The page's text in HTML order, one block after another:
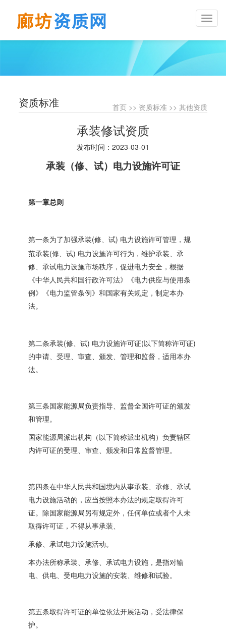
资质标准 首页>> 资质标准>> 其他资质
承装修试资质
发布时间：2023-03-01
承装（修、试）电力设施许可证
第一章总则
第一条为了加强承装(修、试) 电力设施许可管理，规
范承装(修、试) 电力设施许可行为，维护承装、承
修、承试电力设施市场秩序，促进电力安全，根据
《中华人民共和国行政许可法》《电力供应与使用条
例》《电力监管条例》和国家有关规定，制定本办
法。
第二条承装(修、试) 电力设施许可证( 以下简称许可证)
的申请、受理、审查、颁发、管理和监督，适用本办
法。
第三条国家能源局负责指导、监督全国许可证的颁发
和管理。
国家能源局派出机构（以下简称派出机构）负责辖区
内许可证的受理、审查、颁发和日常监督管理。
第四条在中华人民共和国境内从事承装、承修、承试
电力设施活动的，应当按照本办法的规定取得许可
证。除国家能源局另有规定外，任何单位或者个人未
取得许可证，不得从事承装、
承修、承试电力设施活动。
本办法所称承装、承修、承试电力设施，是指对输
电、供电、受电电力设施的安装、维修和试验。
第五条取得许可证的单位依法开展活动，受法律保
护。